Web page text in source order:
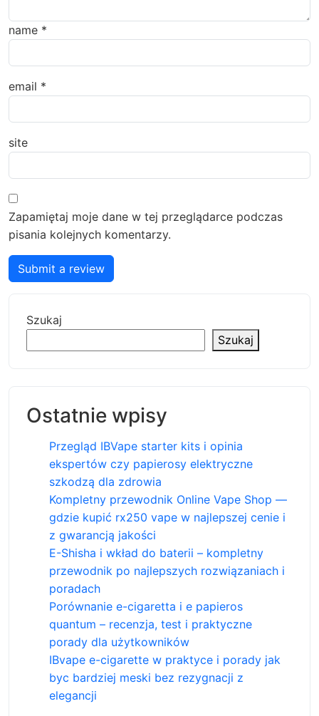
name *
email *
site
Zapamiętaj moje dane w tej przeglądarce podczas
pisania kolejnych komentarzy.
Submit a review
Szukaj
Szukaj
Ostatnie wpisy
Przegląd IBVape starter kits i opinia
ekspertów czy papierosy elektryczne
szkodzą dla zdrowia
Kompletny przewodnik Online Vape Shop —
gdzie kupić rx250 vape w najlepszej cenie i
z gwarancją jakości
E-Shisha i wkład do baterii – kompletny
przewodnik po najlepszych rozwiązaniach i
poradach
Porównanie e-cigaretta i e papieros
quantum – recenzja, test i praktyczne
porady dla użytkowników
IBvape e-cigarette w praktyce i porady jak
byc bardziej meski bez rezygnacji z
elegancji